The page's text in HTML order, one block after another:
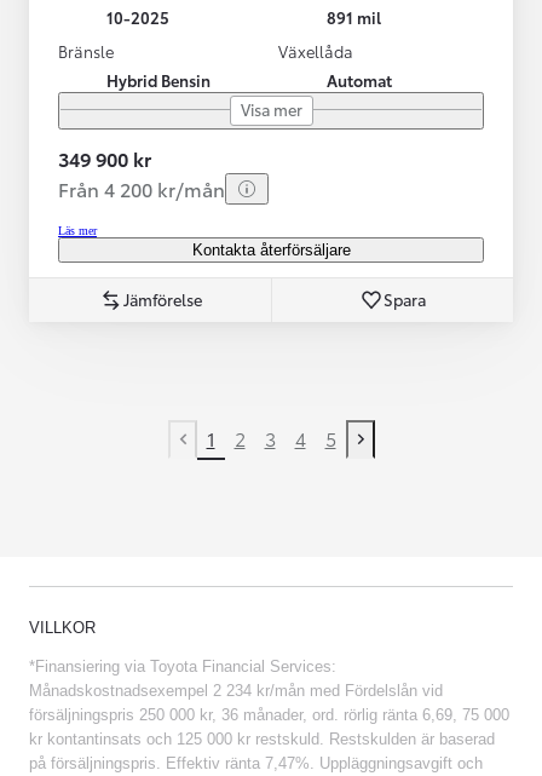
10-2025
891 mil
Bränsle
Hybrid Bensin
Växellåda
Automat
Visa mer
349 900 kr
Från 4 200 kr/mån
Läs mer
Kontakta återförsäljare
Jämförelse Spara
Previous page
1 2 3 4 5
Next page
VILLKOR
*Finansiering via Toyota Financial Services:
Månadskostnadsexempel 2 234 kr/mån med Fördelslån vid
försäljningspris 250 000 kr, 36 månader, ord. rörlig ränta 6,69, 75 000
kr kontantinsats och 125 000 kr restskuld. Restskulden är baserad
på försäljningspris. Effektiv ränta 7,47%. Uppläggningsavgift och